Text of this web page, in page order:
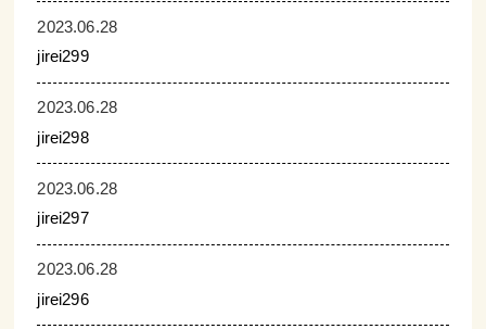
2023.06.28
jirei299
2023.06.28
jirei298
2023.06.28
jirei297
2023.06.28
jirei296